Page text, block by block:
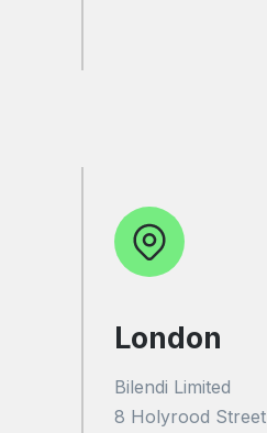
London
Bilendi Limited
8 Holyrood Street